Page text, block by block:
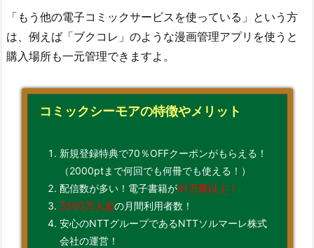
「もう他の電子コミックサービスを使っている」という方
は、例えば「ブクコレ」のような漫画管理アプリを使うと
購入場所も一元管理できますよ。
コミックシーモアの特徴やメリット
新規登録特典で70％OFFクーポンがもらえる！
（2000ptまで何回でも何冊でも使える！）
配信数が多い！電子書籍が91万冊以上！
3500万人超の月間利用者数！
安心のNTTグループであるNTTソルマーレ株式
会社の運営！